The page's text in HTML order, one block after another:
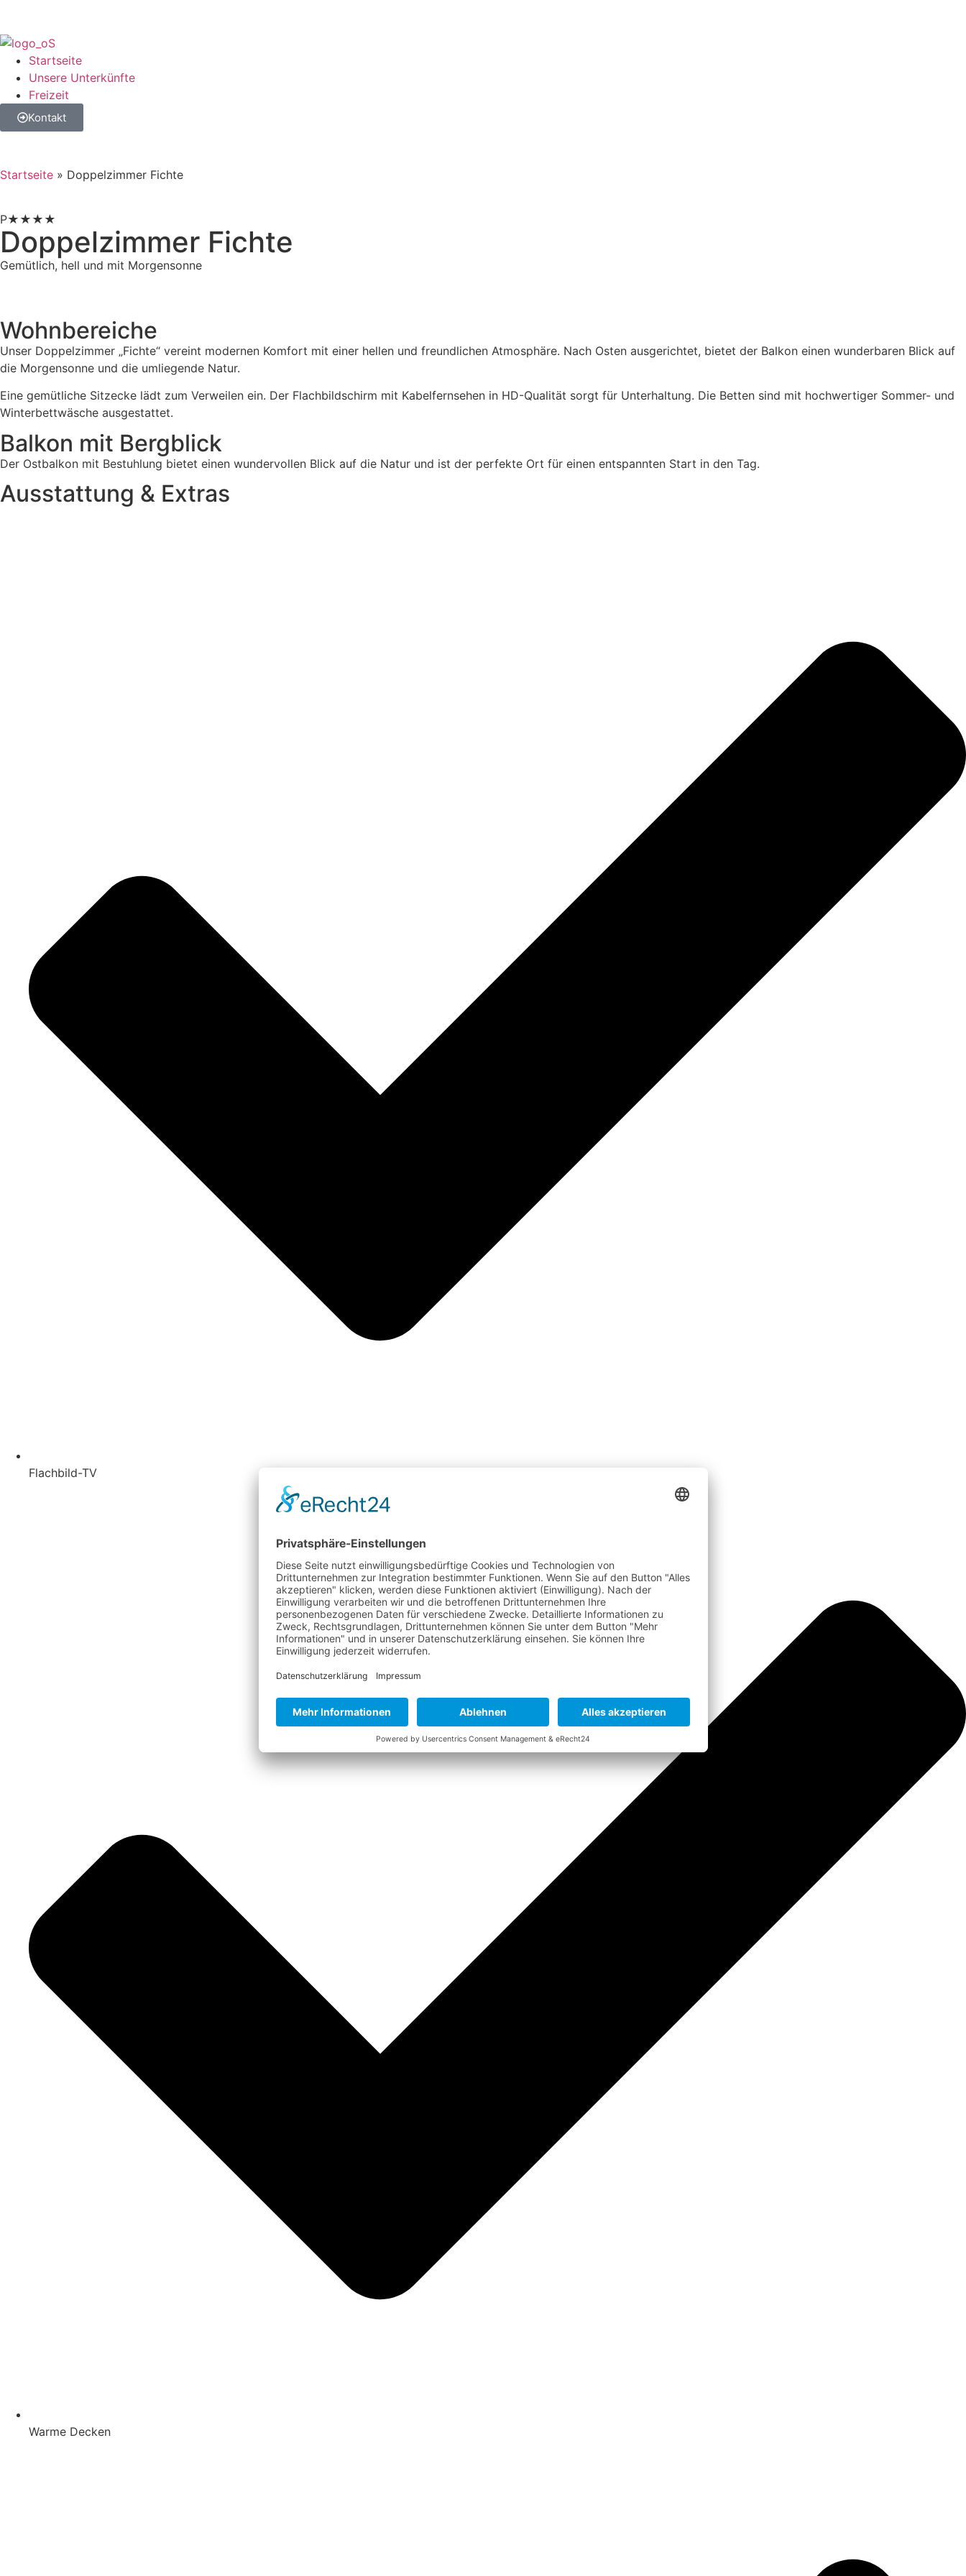
Startseite
Unsere Unterkünfte
Freizeit
Kontakt
Startseite » Doppelzimmer Fichte
P★★★★
Doppelzimmer Fichte
Gemütlich, hell und mit Morgensonne
Wohnbereiche
Unser Doppelzimmer „Fichte“ vereint modernen Komfort mit einer hellen und freundlichen Atmosphäre. Nach Osten ausgerichtet, bietet der Balkon einen wunderbaren Blick auf
die Morgensonne und die umliegende Natur.
Eine gemütliche Sitzecke lädt zum Verweilen ein. Der Flachbildschirm mit Kabelfernsehen in HD-Qualität sorgt für Unterhaltung. Die Betten sind mit hochwertiger Sommer- und
Winterbettwäsche ausgestattet.
Balkon mit Bergblick
Der Ostbalkon mit Bestuhlung bietet einen wundervollen Blick auf die Natur und ist der perfekte Ort für einen entspannten Start in den Tag.
Ausstattung & Extras
Flachbild-TV
Warme Decken